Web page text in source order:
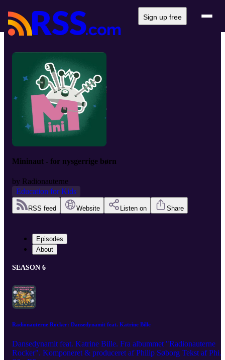
Sign up free
Mininaut - for nysgerrige børn
by Radionauterne
Education for Kids
RSS feed Website Listen on Share
Episodes
About
SEASON 6
Radionauterne Rocker: Dansedynamit feat. Katrine Bille
Dansedynamit feat. Katrine Bille. Fra albummet "Radionauterne
Rocker". Komponeret & produceret af Philip Søborg Tekst af